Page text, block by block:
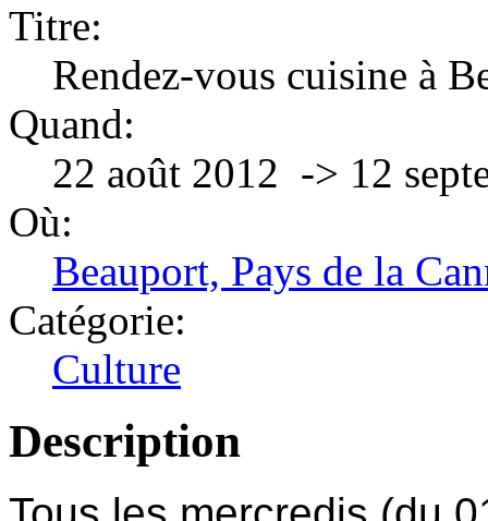
Titre:
Rendez-vous cuisine à
Quand:
22 août 2012 -> 12
Où:
Beauport, Pays de la
Catégorie:
Culture
Description